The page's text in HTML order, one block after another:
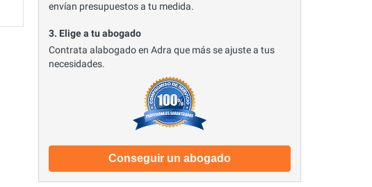
envían presupuestos a tu medida.
3. Elige a tu abogado
Contrata alabogado en Adra que más se ajuste a tus
necesidades.
Conseguir un abogado